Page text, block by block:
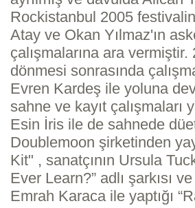
Rockistanbul 2005
Atay ve Okan Yılmaz'ın
çalışmalarına ara
dönmesi sonrasında
Evren Kardeş ile yoluna
sahne ve kayıt çalışmaları
Esin İris ile de sahnede
Doublemoon şirketinden
Kit" , sanatçının Ursula
Ever Learn?” adlı şarkısı
Emrah Karaca ile yaptığı